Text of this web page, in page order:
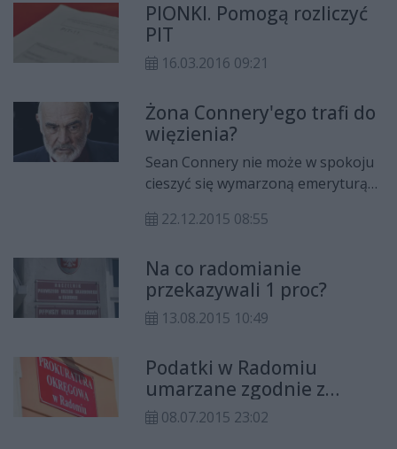
PIONKI. Pomogą rozliczyć
PIT
16.03.2016 09:21
Żona Connery'ego trafi do
więzienia?
Sean Connery nie może w spokoju
cieszyć się wymarzoną emeryturą
problemy prawne jego żony.
zapłacić milionową karę a w
dodatku może trafić do więzienia!
22.12.2015 08:55
Na co radomianie
przekazywali 1 proc?
13.08.2015 10:49
Podatki w Radomiu
umarzane zgodnie z
prawem
08.07.2015 23:02